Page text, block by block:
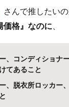
さんで推したい
価格』なのに
、コンディショナ
てあること
、脱衣所ロッカー